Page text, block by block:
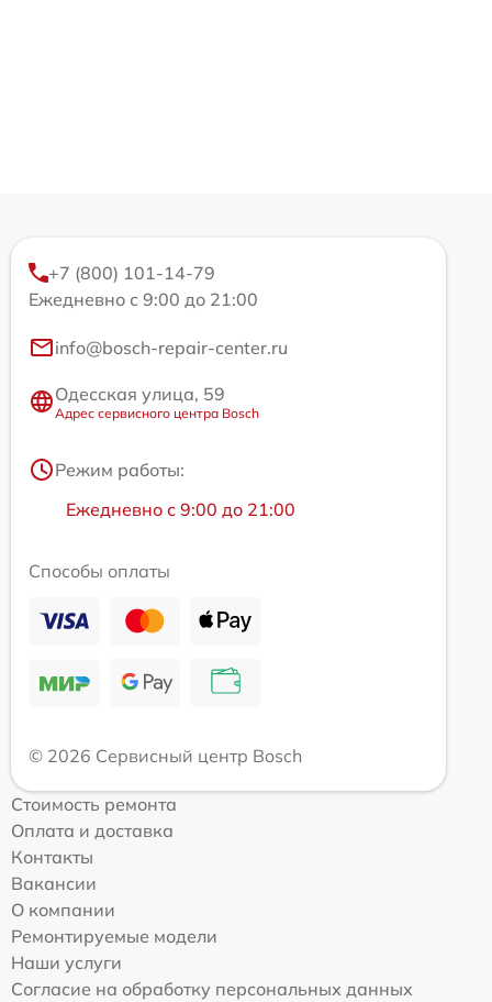
+7 (800) 101-14-79
Ежедневно с 9:00 до 21:00
info@bosch-repair-center.ru
Одесская улица, 59
Адрес сервисного центра Bosch
Режим работы:
Ежедневно с 9:00 до 21:00
Способы оплаты
© 2026 Сервисный центр Bosch
Стоимость ремонта
Оплата и доставка
Контакты
Вакансии
О компании
Ремонтируемые модели
Наши услуги
Согласие на обработку персональных данных